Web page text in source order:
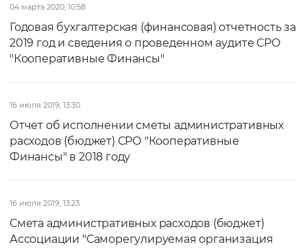
04 марта 2020, 10:58
Годовая бухгалтерская (финансовая) отчетность за
2019 год и сведения о проведенном аудите СРО
"Кооперативные Финансы"
16 июля 2019, 13:30
Отчет об исполнении сметы административных
расходов (бюджет) СРО "Кооперативные
Финансы" в 2018 году
16 июля 2019, 13:23
Смета административных расходов (бюджет)
Ассоциации "Саморегулируемая организация